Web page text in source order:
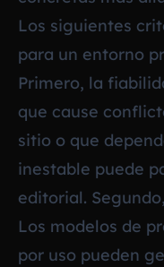
Los siguientes
para un entorno
Primero, la
que cause
sitio o que
inestable puede
editorial.
Los modelos de
por uso pueden